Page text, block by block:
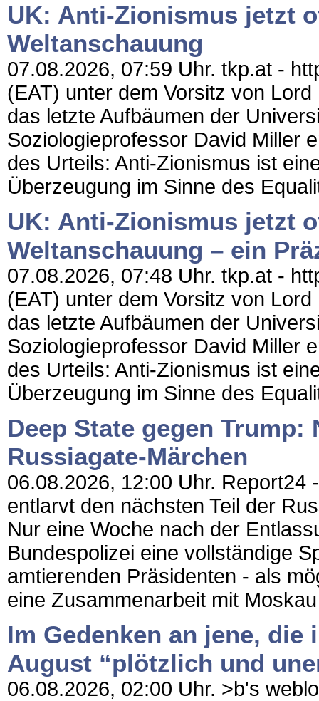
UK: Anti-Zionismus jetzt
Weltanschauung
07.08.2026, 07:59 Uhr. tkp.at -
(EAT) unter dem Vorsitz von
das letzte Aufbäumen der
Soziologieprofessor David Miller
des Urteils: Anti-Zionismus ist
Überzeugung im Sinne des
UK: Anti-Zionismus jetzt
Weltanschauung – ein
07.08.2026, 07:48 Uhr. tkp.at -
(EAT) unter dem Vorsitz von
das letzte Aufbäumen der
Soziologieprofessor David Miller
des Urteils: Anti-Zionismus ist
Überzeugung im Sinne des
Deep State gegen Trump:
Russiagate-Märchen
06.08.2026, 12:00 Uhr. Report24
entlarvt den nächsten Teil der
Nur eine Woche nach der
Bundespolizei eine vollständige
amtierenden Präsidenten - als
eine Zusammenarbeit mit
Im Gedenken an jene,
August “plötzlich und
06.08.2026, 02:00 Uhr. >b's